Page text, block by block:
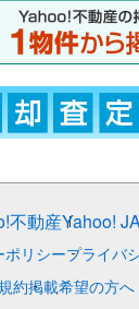
不動産Yahoo!
ポリシープライバ
約掲載希望の方へ